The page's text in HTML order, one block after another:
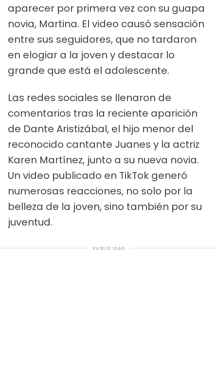
aparecer por primera vez con su guapa
novia, Martina. El video causó sensación
entre sus seguidores, que no tardaron
en elogiar a la joven y destacar lo
grande que está el adolescente.
Las redes sociales se llenaron de
comentarios tras la reciente aparición
de Dante Aristizábal, el hijo menor del
reconocido cantante Juanes y la actriz
Karen Martínez, junto a su nueva novia.
Un video publicado en TikTok generó
numerosas reacciones, no solo por la
belleza de la joven, sino también por su
juventud.
PUBLICIDAD